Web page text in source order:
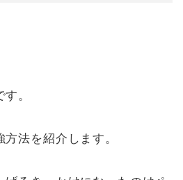
。
法を紹介します。